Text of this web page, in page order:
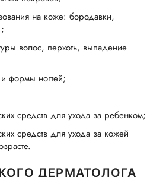
на коже: бородавки,
волос, перхоть, выпадение
формы ногтей;
средств для ухода за ребенком;
средств для ухода за кожей
ДЕРМАТОЛОГА